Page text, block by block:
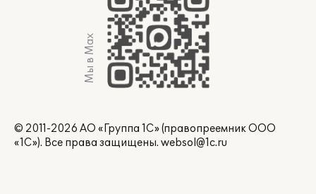
Мы в Max
© 2011-2026 АО «Группа 1С» (правопреемник ООО
«1С»). Все права защищены. websol@1c.ru